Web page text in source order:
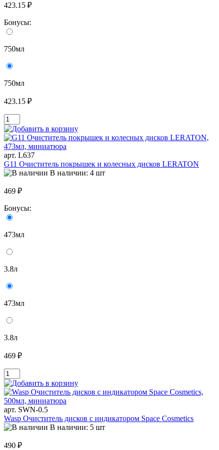
423.15 ₽
Бонусы:
750мл
750мл
423.15 ₽
арт. L637
G11 Очиститель покрышек и колесных дисков LERATON
В наличии: 4 шт
469 ₽
Бонусы:
473мл
3.8л
473мл
3.8л
469 ₽
арт. SWN-0.5
Wasp Очиститель дисков с индикатором Space Cosmetics
В наличии: 5 шт
490 ₽